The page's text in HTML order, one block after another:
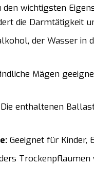
wichtigsten
die Darmtätigkeit
der Wasser in
Mägen
enthaltenen
Geeignet für Kinder,
Trockenpflaumen